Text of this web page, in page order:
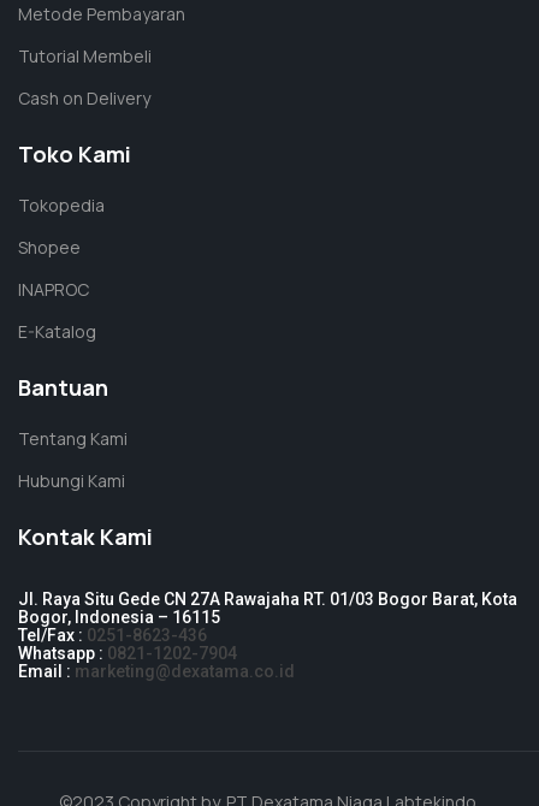
Metode Pembayaran
Tutorial Membeli
Cash on Delivery
Toko Kami
Tokopedia
Shopee
INAPROC
E-Katalog
Bantuan
Tentang Kami
Hubungi Kami
Kontak Kami
Jl. Raya Situ Gede CN 27A Rawajaha RT. 01/03 Bogor Barat, Kota
Bogor, Indonesia – 16115
Tel/Fax : 0251-8623-436
Whatsapp : 0821-1202-7904
Email : marketing@dexatama.co.id